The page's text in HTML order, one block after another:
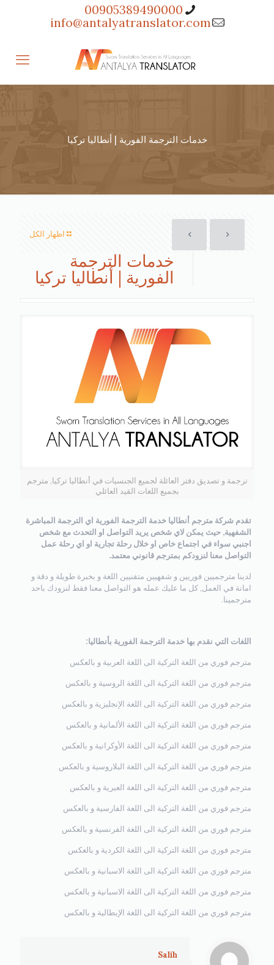
00905389490000
info@antalyatranslator.com
خدمات الترجمة الفورية | أنطاليا تركيا
اظهار الكل
خدمات الترجمة
الفورية | أنطاليا تركيا
ترجمة و تصديق دفتر العائلة لجميع الجنسيات في أنطاليا تركيا, مترجم
بجميع اللغات القيد العائلي
تقدم شركة مترجم أنطاليا خدمة الترجمة الفورية اي الترجمة المباشرة
الشفهية, حيث يمكن لاي شخص يريد التواصل او التحدث مع شخص
اجنبي سواء في اجتماع خاص او خلال رحلة تجارية او اي رحلة عمل
التواصل معنا لنزودكم بمترجم قانوني معتمد.
لدينا مترجميين فوريين و شفهيين متقنيين اللغة و بخبرة طويلة و دقة و
امانة في العمل, كل ما عليك عمله هو التواصل معنا فقط لنزودك باحد
مترجمينا.
اللغات التي نقدم بها خدمة الترجمة الفورية بأنطاليا:
مترجم فوري من اللغة التركية الى اللغة العربية و بالعكس
مترجم فوري من اللغة التركية الى اللغة الروسية و بالعكس
مترجم فوري من اللغة التركية الى اللغة الإنجليزية و بالعكس
مترجم فوري من اللغة التركية الى اللغة الألمانية و بالعكس
مترجم فوري من اللغة التركية الى اللغة الأوكرانية و بالعكس
مترجم فوري من اللغة التركية الى اللغة البلاروسية و بالعكس
مترجم فوري من اللغة التركية الى اللغة العبرية و بالعكس
مترجم فوري من اللغة التركية الى اللغة الفارسية و بالعكس
مترجم فوري من اللغة التركية الى اللغة الفرنسية و بالعكس
مترجم فوري من اللغة التركية الى اللغة الكردية و بالعكس
مترجم فوري من اللغة التركية الى اللغة الاسبانية و بالعكس
مترجم فوري من اللغة التركية الى اللغة الاسبانية و بالعكس
مترجم فوري من اللغة التركية الى اللغة الإيطالية و بالعكس
Salih